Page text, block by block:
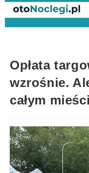
Opłata
wzrośnie.
całym